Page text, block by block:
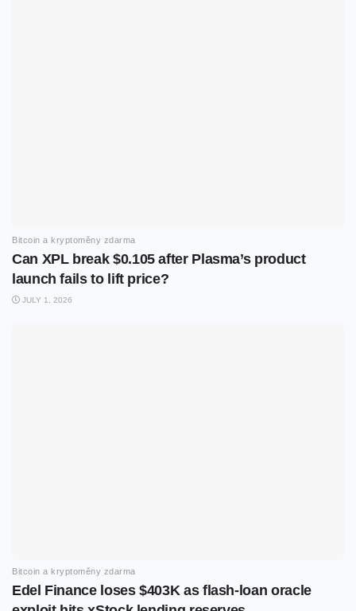
Bitcoin a kryptoměny zdarma
Can XPL break $0.105 after Plasma’s product
launch fails to lift price?
JULY 1, 2026
Bitcoin a kryptoměny zdarma
Edel Finance loses $403K as flash-loan oracle